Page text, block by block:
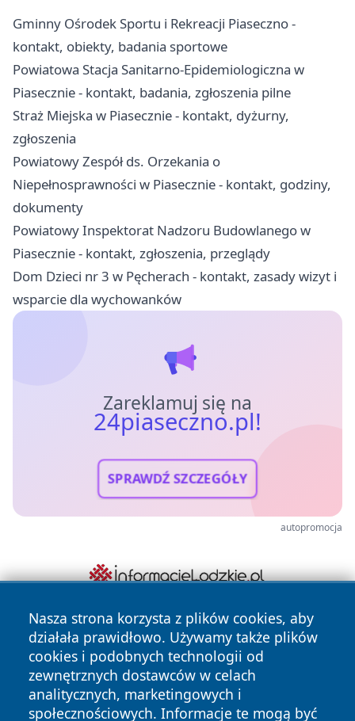
Gminny Ośrodek Sportu i Rekreacji Piaseczno -
kontakt, obiekty, badania sportowe
Powiatowa Stacja Sanitarno-Epidemiologiczna w
Piasecznie - kontakt, badania, zgłoszenia pilne
Straż Miejska w Piasecznie - kontakt, dyżurny,
zgłoszenia
Powiatowy Zespół ds. Orzekania o
Niepełnosprawności w Piasecznie - kontakt, godziny,
dokumenty
Powiatowy Inspektorat Nadzoru Budowlanego w
Piasecznie - kontakt, zgłoszenia, przeglądy
Dom Dzieci nr 3 w Pęcherach - kontakt, zasady wizyt i
wsparcie dla wychowanków
Zareklamuj się na
24piaseczno.pl!
SPRAWDŹ SZCZEGÓŁY
autopromocja
Nasza strona korzysta z plików cookies, aby
działała prawidłowo. Używamy także plików
cookies i podobnych technologii od
zewnętrznych dostawców w celach
analitycznych, marketingowych i
społecznościowych. Informacje te mogą być